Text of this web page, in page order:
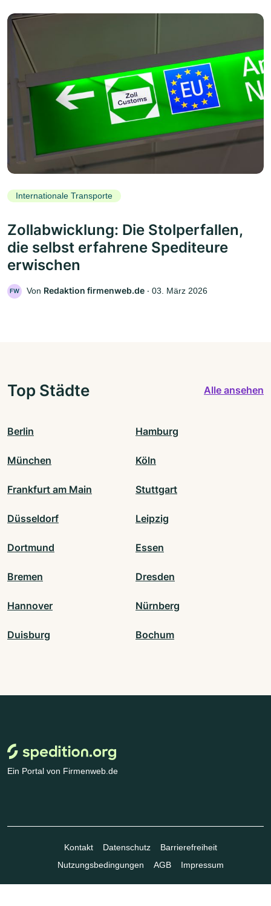
Internationale Transporte
Zollabwicklung: Die Stolperfallen,
die selbst erfahrene Spediteure
erwischen
FW Von Redaktion firmenweb.de ‧ 03. März 2026
Top Städte Alle ansehen
Berlin Hamburg
München Köln
Frankfurt am Main Stuttgart
Düsseldorf Leipzig
Dortmund Essen
Bremen Dresden
Hannover Nürnberg
Duisburg Bochum
Ein Portal von Firmenweb.de
Kontakt Datenschutz
Barrierefreiheit
Nutzungsbedingungen
AGB Impressum